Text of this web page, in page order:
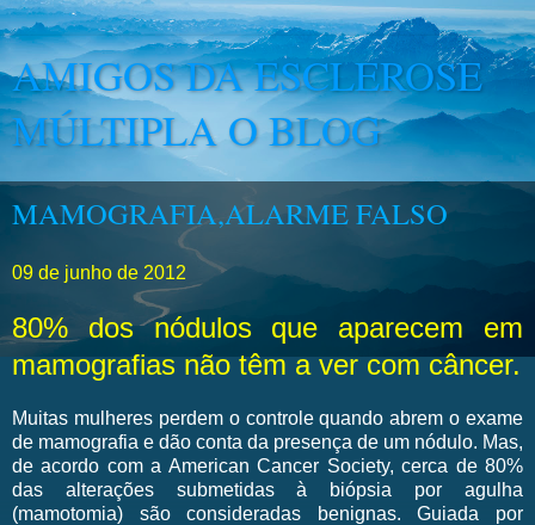
AMIGOS DA ESCLEROSE
MÚLTIPLA O BLOG
MAMOGRAFIA,ALARME FALSO
09 de junho de 2012
80% dos nódulos que aparecem em
mamografias não têm a ver com câncer.
Muitas mulheres perdem o controle quando abrem o exame
de mamografia e dão conta da presença de um nódulo. Mas,
de acordo com a American Cancer Society, cerca de 80%
das alterações submetidas à biópsia por agulha
(mamotomia) são consideradas benignas. Guiada por